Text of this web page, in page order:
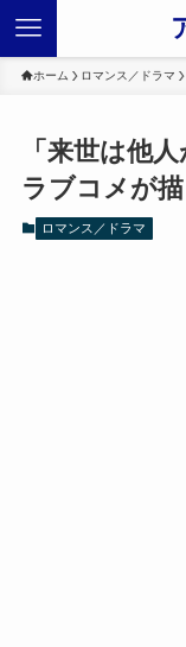
ホーム ロマンス／ドラマ
「来世は他
ラブコメが
ロマンス／ドラマ